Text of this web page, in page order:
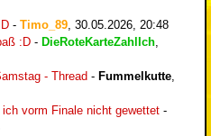
- Timo_89, 30.05.2026, 20:48
:D - DieRoteKarteZahlIch,
- Thread - Fummelkutte,
vorm Finale nicht gewettet -